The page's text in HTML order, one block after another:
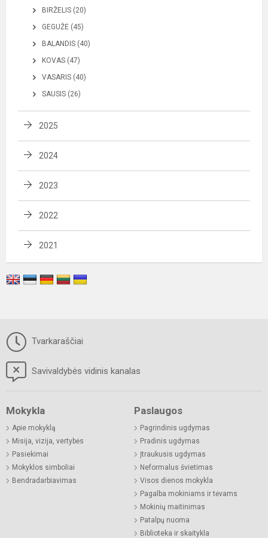
BIRŽELIS (20)
GEGUŽĖ (45)
BALANDIS (40)
KOVAS (47)
VASARIS (40)
SAUSIS (26)
2025
2024
2023
2022
2021
Tvarkaraščiai
Savivaldybės vidinis kanalas
Mokykla
Apie mokyklą
Misija, vizija, vertybės
Pasiekimai
Mokyklos simboliai
Bendradarbiavimas
Paslaugos
Pagrindinis ugdymas
Pradinis ugdymas
Įtraukusis ugdymas
Neformalus švietimas
Visos dienos mokykla
Pagalba mokiniams ir tėvams
Mokinių maitinimas
Patalpų nuoma
Biblioteka ir skaitykla